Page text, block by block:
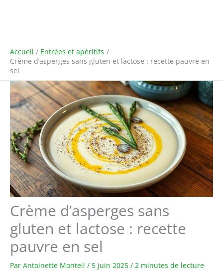
Accueil
Entrées et apéritifs
Crème d’asperges sans gluten et lactose : recette pauvre en
sel
Crème d’asperges sans
gluten et lactose : recette
pauvre en sel
Par Antoinette Monteil / 5 juin 2025 / 2 minutes de lecture